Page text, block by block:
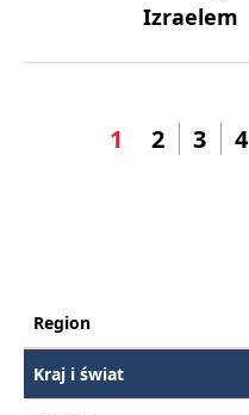
Izraelem
1 2 3 4
Region
Kraj i świat